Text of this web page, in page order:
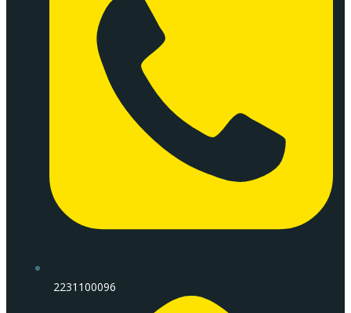
2231100096